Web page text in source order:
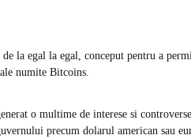
la egal la egal, conceput pentru a
numite Bitcoins.
o multime de interese si
precum dolarul american sau